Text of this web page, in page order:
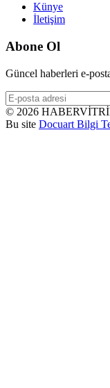
Künye
İletişim
Abone Ol
Güncel haberleri e-
© 2026
Bu site Docuart Bilgi